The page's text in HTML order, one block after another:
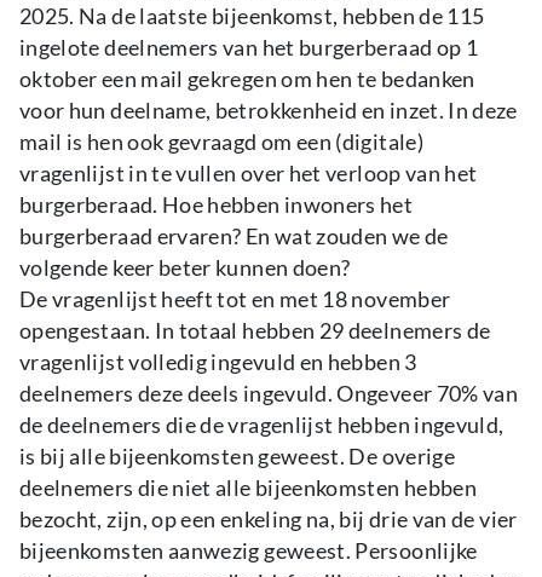
2025. Na de laatste bijeenkomst, hebben de 115
ingelote deelnemers van het burgerberaad op 1
oktober een mail gekregen om hen te bedanken
voor hun deelname, betrokkenheid en inzet. In deze
mail is hen ook gevraagd om een (digitale)
vragenlijst in te vullen over het verloop van het
burgerberaad. Hoe hebben inwoners het
burgerberaad ervaren? En wat zouden we de
volgende keer beter kunnen doen?
De vragenlijst heeft tot en met 18 november
opengestaan. In totaal hebben 29 deelnemers de
vragenlijst volledig ingevuld en hebben 3
deelnemers deze deels ingevuld. Ongeveer 70% van
de deelnemers die de vragenlijst hebben ingevuld,
is bij alle bijeenkomsten geweest. De overige
deelnemers die niet alle bijeenkomsten hebben
bezocht, zijn, op een enkeling na, bij drie van de vier
bijeenkomsten aanwezig geweest. Persoonlijke